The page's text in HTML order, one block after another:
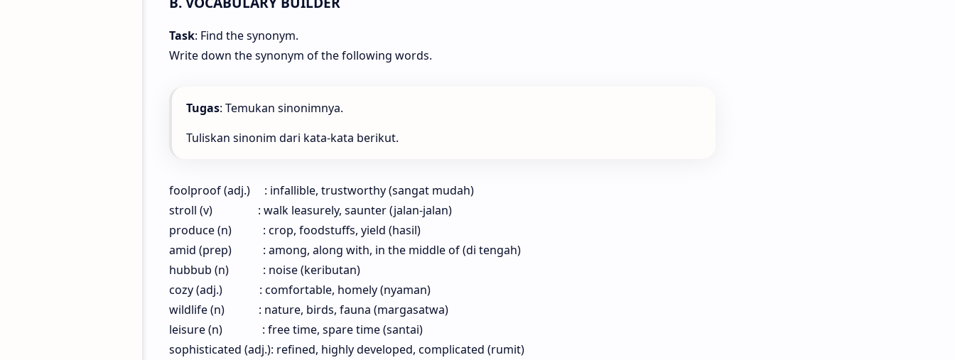
Task: Find the synonym.
Write down the synonym of the following words.
Tugas: Temukan sinonimnya.
Tuliskan sinonim dari kata-kata berikut.
foolproof (adj.) : infallible, trustworthy (sangat mudah)
stroll (v)
: walk leasurely, saunter (jalan-jalan)
produce (n)
: crop, foodstuffs, yield (hasil)
amid (prep)
: among, along with, in the middle of (di tengah)
hubbub (n)
: noise (keributan)
cozy (adj.)
: comfortable, homely (nyaman)
wildlife (n)
: nature, birds, fauna (margasatwa)
leisure (n)
: free time, spare time (santai)
sophisticated (adj.): refined, highly developed, complicated (rumit)